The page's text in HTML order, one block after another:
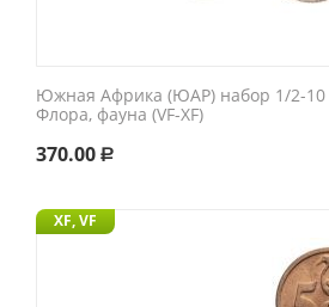
Южная Африка (ЮАР) набор 1/2-10
Флора, фауна (VF-XF)
370.00 Р
XF, VF